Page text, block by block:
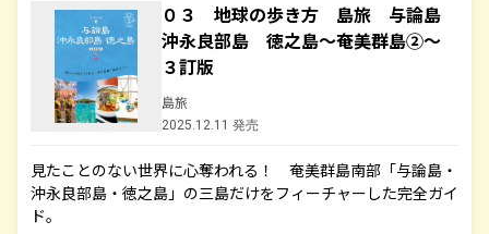
０３ 地球の歩き方 島旅 与論島
沖永良部島 徳之島～奄美群島②～
３訂版
島旅
2025.12.11 発売
見たことのない世界に心奪われる！ 奄美群島南部「与論島・
沖永良部島・徳之島」の三島だけをフィーチャーした完全ガイ
ド。